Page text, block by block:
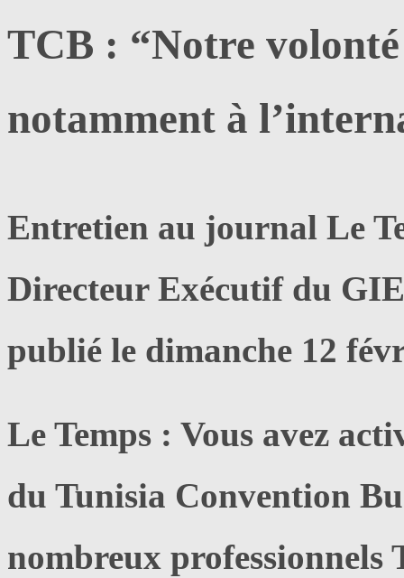
TCB : “Notre
notamment à
Entretien au journal Le
Directeur Exécutif du
publié le dimanche 12
Le Temps : Vous avez
du Tunisia Convention
nombreux